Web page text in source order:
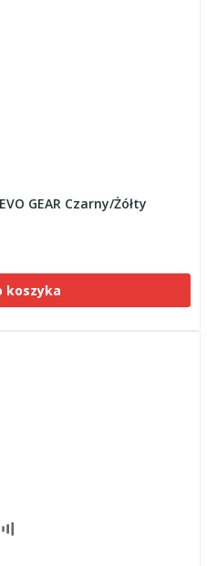
GEAR Czarny/Żółty
koszyka